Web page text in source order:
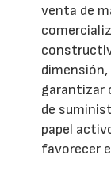
venta de
garantizar
de
papel
favorecer